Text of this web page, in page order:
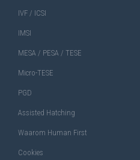
IVF / ICSI
IMSI
MESA / PESA / TESE
Micro-TESE
PGD
Assisted Hatching
Waarom Human First
Cookies